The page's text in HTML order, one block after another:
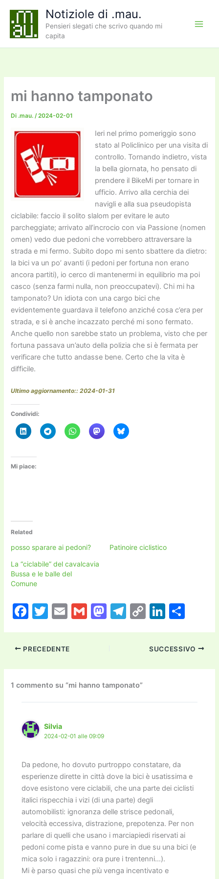
contenuto
Notiziole di .mau.
Pensieri slegati che scrivo quando mi
capita
mi hanno tamponato
Di .mau./2024-02-01
Ieri nel primo pomeriggio sono
stato al Policlinico per una visita di
controllo. Tornando indietro, vista
la bella giornata, ho pensato di
prendere il BikeMi per tornare in
ufficio. Arrivo alla cerchia dei
navigli e alla sua pseudopista
ciclabile: faccio il solito slalom per evitare le auto
parcheggiate; arrivato all’incrocio con via Passione (nomen
omen) vedo due pedoni che vorrebbero attraversare la
strada e mi fermo. Subito dopo mi sento sbattere da dietro:
la bici va un po’ avanti (i pedoni per fortuna non erano
ancora partiti), io cerco di mantenermi in equilibrio ma poi
casco (senza farmi nulla, non preoccupatevi). Chi mi ha
tamponato? Un idiota con una cargo bici che
evidentemente guardava il telefono anziché cosa c’era per
strada, e si è anche incazzato perché mi sono fermato.
Anche quello non sarebbe stato un problema, visto che per
fortuna passava un’auto della polizia che si è fermata per
verificare che tutto andasse bene. Certo che la vita è
difficile.
Ultimo aggiornamento:: 2024-01-31
Condividi:
Mi piace:
Related
posso sparare ai pedoni?
Patinoire ciclistico
La “ciclabile” del cavalcavia
Bussa e le balle del
Comune
F
c
e
b
o
o
k
T
itt
er
E
ai
l
G
M
d
o
n
T
a
m
C
p
y
Li
k
Li
k
e
dI
n
di
vi
PRECEDENTE SUCCESSIVO
1 commento su “mi hanno tamponato”
Silvia
2024-02-01 alle 09:09
Da pedone, ho dovuto purtroppo constatare, da
esperienze dirette in città dove la bici è usatissima e
dove esistono vere ciclabili, che una parte dei ciclisti
italici rispecchia i vizi (di una parte) degli
automobilisti: ignoranza delle strisce pedonali,
velocità eccessiva, distrazione, prepotenza. Per non
parlare di quelli che usano i marciapiedi riservati ai
pedoni come pista e vanno pure in due su una bici (e
mica solo i ragazzini: ora pure i trentenni…).
Mi è parso quasi che più venga incentivato e